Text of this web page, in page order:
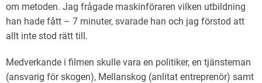
om metoden. Jag frågade maskinföraren vilken utbildning
han hade fått – 7 minuter, svarade han och jag förstod att
allt inte stod rätt till.
Medverkande i filmen skulle vara en politiker, en tjänsteman
(ansvarig för skogen), Mellanskog (anlitat entreprenör) samt